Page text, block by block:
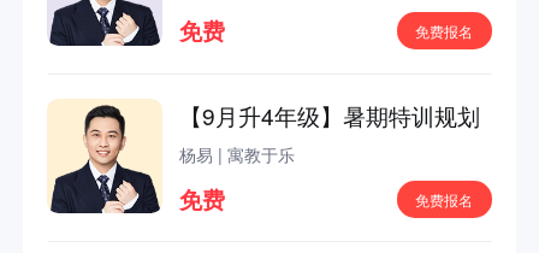
免费 免费报名
【9月升4年级】暑期特训规划
杨易 | 寓教于乐
免费 免费报名